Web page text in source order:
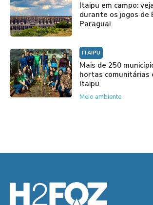
Itaipu em campo:
durante os jogos de
Paraguai
ITAIPU
Mais de 250
hortas comunitárias
Itaipu
Meio ambiente